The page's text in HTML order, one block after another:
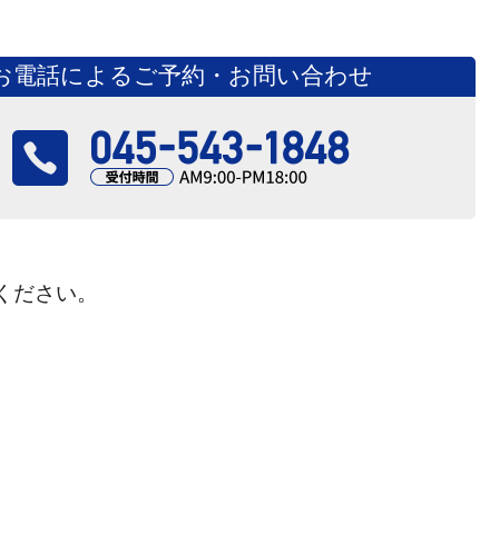
電話によるご予約・お問い合わせ
さい。